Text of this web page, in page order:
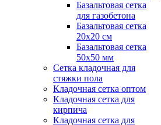
Базальтовая сетка
для газобетона
Базальтовая сетка
20x20 см
Базальтовая сетка
50x50 мм
Сетка кладочная для
стяжки пола
Кладочная сетка оптом
Кладочная сетка для
кирпича
Кладочная сетка для